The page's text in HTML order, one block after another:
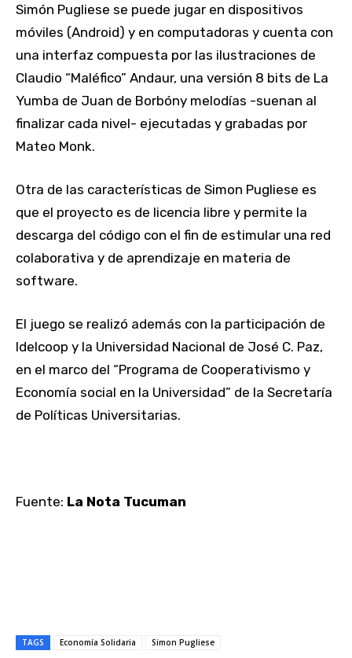
Simón Pugliese se puede jugar en dispositivos
móviles (Android) y en computadoras y cuenta con
una interfaz compuesta por las ilustraciones de
Claudio “Maléfico” Andaur, una versión 8 bits de La
Yumba de Juan de Borbóny melodías -suenan al
finalizar cada nivel- ejecutadas y grabadas por
Mateo Monk.
Otra de las características de Simon Pugliese es
que el proyecto es de licencia libre y permite la
descarga del código con el fin de estimular una red
colaborativa y de aprendizaje en materia de
software.
El juego se realizó además con la participación de
Idelcoop y la Universidad Nacional de José C. Paz,
en el marco del “Programa de Cooperativismo y
Economía social en la Universidad” de la Secretaría
de Políticas Universitarias.
Fuente: La Nota Tucuman
TAGS Economía Solidaria Simon Pugliese